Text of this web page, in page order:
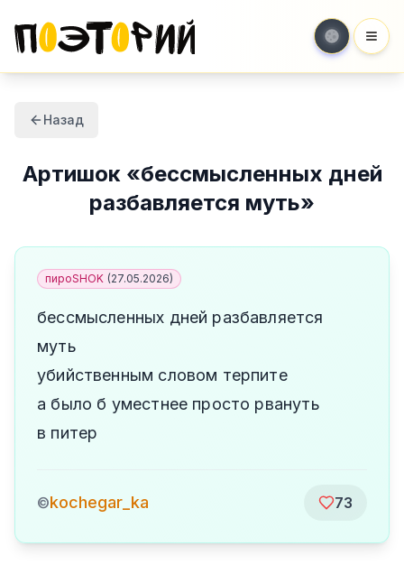
Назад
Артишок«бессмысленных дней
разбавляется муть»
пироSHOK (27.05.2026)
бессмысленных дней разбавляется
муть
убийственным словом терпите
а было б уместнее просто рвануть
в питер
©kochegar_ka 73